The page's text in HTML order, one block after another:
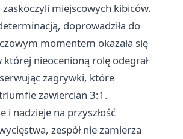
miejscowych kibiców.
doprowadziła do
momentem okazała się
nieocenioną rolę odegrał
zagrywki, które
zawiercian 3:1.
i nadzieje na przyszłość
zespół nie zamierza